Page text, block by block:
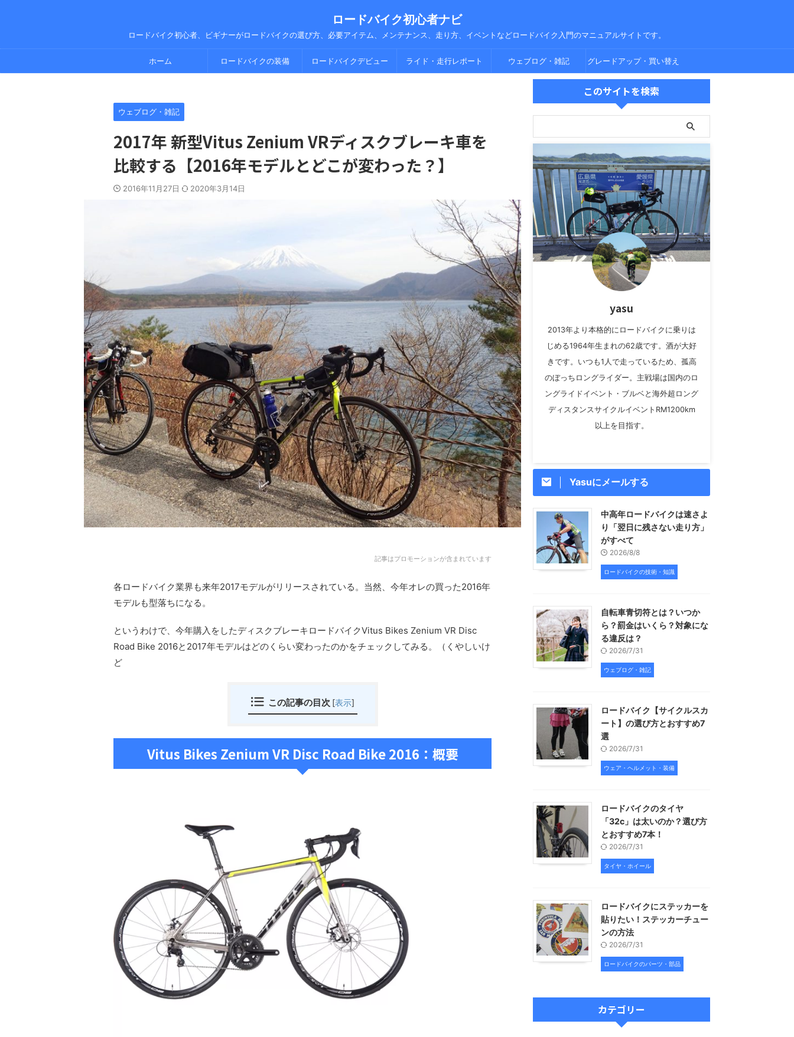
ロードバイク初心者ナビ
ロードバイク初心者、ビギナーがロードバイクの選び方、必要アイテム、メンテナンス、走り方、イベントなどロードバイク入門のマニュアルサイトです。
ホーム ロードバイクの装備 ロードバイクデビュー ライド・走行レポート ウェブログ・雑記 グレードアップ・買い替え
ウェブログ・雑記
2017年 新型Vitus Zenium VRディスクブレーキ車を
比較する【2016年モデルとどこが変わった？】
2016年11月27日 2020年3月14日
記事はプロモーションが含まれています
各ロードバイク業界も来年2017モデルがリリースされている。当然、今年オレの買った2016年
モデルも型落ちになる。
というわけで、今年購入をしたディスクブレーキロードバイクVitus Bikes Zenium VR Disc
Road Bike 2016と2017年モデルはどのくらい変わったのかをチェックしてみる。（くやしいけ
ど
この記事の目次 [表示]
Vitus Bikes Zenium VR Disc Road Bike 2016：概要
このサイトを検索
yasu
2013年より本格的にロードバイクに乗りは
じめる1964年生まれの62歳です。酒が大好
きです。いつも1人で走っているため、孤高
のぼっちロングライダー。主戦場は国内のロ
ングライドイベント・ブルベと海外超ロング
ディスタンスサイクルイベントRM1200km
以上を目指す。
Yasuにメールする
中高年ロードバイクは速さよ
り「翌日に残さない走り方」
がすべて
2026/8/8
ロードバイクの技術・知識
自転車青切符とは？いつか
ら？罰金はいくら？対象にな
る違反は？
2026/7/31
ウェブログ・雑記
ロードバイク【サイクルスカ
ート】の選び方とおすすめ7
選
2026/7/31
ウェア・ヘルメット・装備
ロードバイクのタイヤ
「32c」は太いのか？選び方
とおすすめ7本！
2026/7/31
タイヤ・ホイール
ロードバイクにステッカーを
貼りたい！ステッカーチュー
ンの方法
2026/7/31
ロードバイクのパーツ・部品
カテゴリー